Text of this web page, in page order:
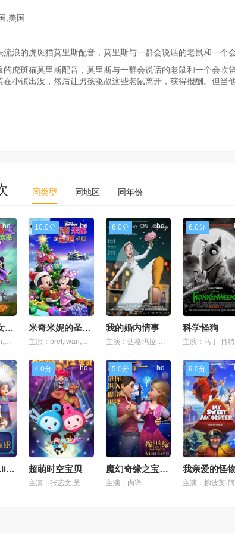
,美国
流浪的虎斑猫莫里斯配音，莫里斯与一群会说话的老鼠和一个
的虎斑猫莫里斯配音，莫里斯与一群会说话的老鼠和一个会吹
在小镇出没，然后让男孩驱散这些老鼠离开，获得报酬。但当
同类型 同地区 同年份
hd
米奇的飞天女巫故事
10.0分 hd
米奇米妮的圣诞星愿
6.0分 hd
我的婚内情事
6.0分
科学怪狗
hd
ella.and.the.little.sorcer
4.0分 hd
超萌时空宝贝
主演：张艺文,吴凡,孙科
5.0分 hd
魔幻奇缘之宝石公主
主演：内详
9.0分